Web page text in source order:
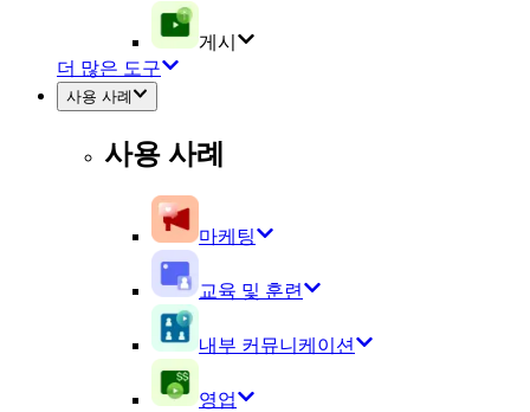
게시
더 많은 도구
사용 사례
사용 사례
마케팅
교육 및 훈련
내부 커뮤니케이션
영업